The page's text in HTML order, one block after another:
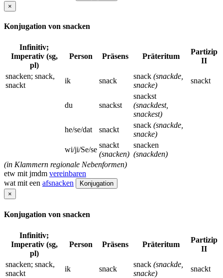
×
Konjugation von snacken
Infinitiv;
Imperativ (sg,
pl)
Person Präsens Präteritum
Partizip
II
snacken; snack,
snackt
ik snack
snack (snackde,
snacke)
snackt
du snackst
snackst
(snackdest,
snackest)
he/se/dat
snackt
snack (snackde,
snacke)
wi/ji/Se/se
snackt
(snacken)
snacken
(snackden)
(in Klammern regionale Nebenformen)
etw mit jmdm vereinbaren
wat mit een afsnacken
Konjugation
×
Konjugation von snacken
Infinitiv;
Imperativ (sg,
pl)
Person Präsens Präteritum
Partizip
II
snacken; snack,
snackt
ik snack
snack (snackde,
snacke)
snackt